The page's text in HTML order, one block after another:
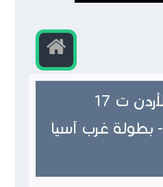
مباشر مباراة الأردن ت 17
وعمان ت 17 - بطولة غرب آسيا